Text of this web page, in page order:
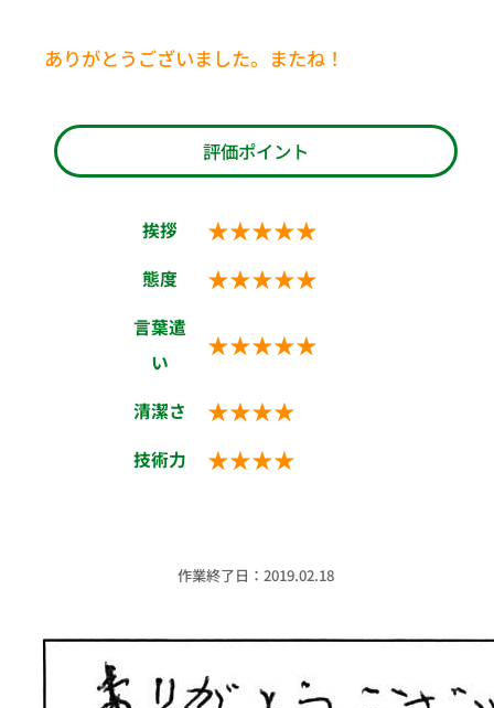
ありがとうございました。またね！
評価ポイント
挨拶 ★★★★★
態度 ★★★★★
言葉遣
い
★★★★★
清潔さ ★★★★
技術力 ★★★★
作業終了日：2019.02.18